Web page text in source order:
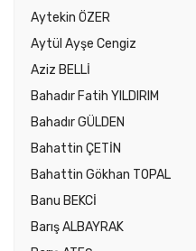
Aytekin ÖZER
Aytül Ayşe Cengiz
Aziz BELLİ
Bahadır Fatih YILDIRIM
Bahadır GÜLDEN
Bahattin ÇETİN
Bahattin Gökhan TOPAL
Banu BEKCİ
Barış ALBAYRAK